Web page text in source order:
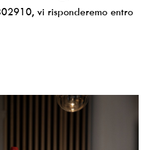
vi risponderemo entro